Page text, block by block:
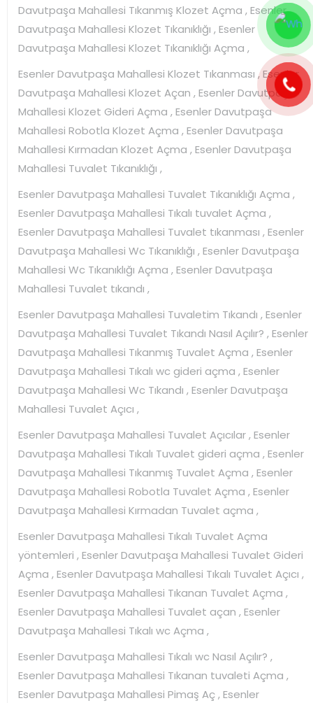
Davutpaşa Mahallesi Tıkanmış Klozet Açma , Esenler
Davutpaşa Mahallesi Klozet Tıkanıklığı , Esenler
Davutpaşa Mahallesi Klozet Tıkanıklığı Açma ,
Esenler Davutpaşa Mahallesi Klozet Tıkanması , Esenler
Davutpaşa Mahallesi Klozet Açan , Esenler Davutpaşa
Mahallesi Klozet Gideri Açma , Esenler Davutpaşa
Mahallesi Robotla Klozet Açma , Esenler Davutpaşa
Mahallesi Kırmadan Klozet Açma , Esenler Davutpaşa
Mahallesi Tuvalet Tıkanıklığı ,
Esenler Davutpaşa Mahallesi Tuvalet Tıkanıklığı Açma ,
Esenler Davutpaşa Mahallesi Tıkalı tuvalet Açma ,
Esenler Davutpaşa Mahallesi Tuvalet tıkanması , Esenler
Davutpaşa Mahallesi Wc Tıkanıklığı , Esenler Davutpaşa
Mahallesi Wc Tıkanıklığı Açma , Esenler Davutpaşa
Mahallesi Tuvalet tıkandı ,
Esenler Davutpaşa Mahallesi Tuvaletim Tıkandı , Esenler
Davutpaşa Mahallesi Tuvalet Tıkandı Nasıl Açılır? , Esenler
Davutpaşa Mahallesi Tıkanmış Tuvalet Açma , Esenler
Davutpaşa Mahallesi Tıkalı wc gideri açma , Esenler
Davutpaşa Mahallesi Wc Tıkandı , Esenler Davutpaşa
Mahallesi Tuvalet Açıcı ,
Esenler Davutpaşa Mahallesi Tuvalet Açıcılar , Esenler
Davutpaşa Mahallesi Tıkalı Tuvalet gideri açma , Esenler
Davutpaşa Mahallesi Tıkanmış Tuvalet Açma , Esenler
Davutpaşa Mahallesi Robotla Tuvalet Açma , Esenler
Davutpaşa Mahallesi Kırmadan Tuvalet açma ,
Esenler Davutpaşa Mahallesi Tıkalı Tuvalet Açma
yöntemleri , Esenler Davutpaşa Mahallesi Tuvalet Gideri
Açma , Esenler Davutpaşa Mahallesi Tıkalı Tuvalet Açıcı ,
Esenler Davutpaşa Mahallesi Tıkanan Tuvalet Açma ,
Esenler Davutpaşa Mahallesi Tuvalet açan , Esenler
Davutpaşa Mahallesi Tıkalı wc Açma ,
Esenler Davutpaşa Mahallesi Tıkalı wc Nasıl Açılır? ,
Esenler Davutpaşa Mahallesi Tıkanan tuvaleti Açma ,
Esenler Davutpaşa Mahallesi Pimaş Aç , Esenler